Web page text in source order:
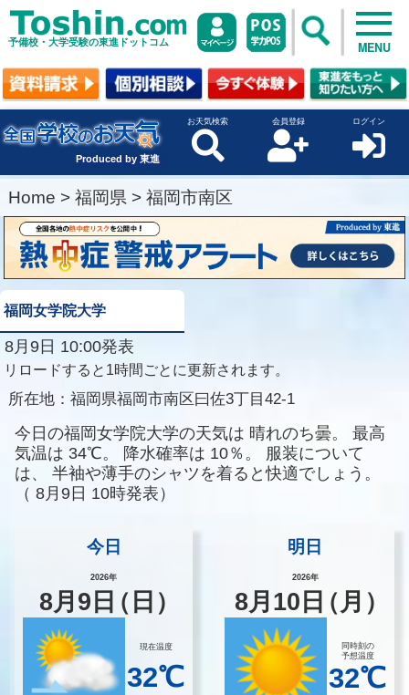
予備校・大学受験の東進ドットコム MENU
Produced by 東進
お天気検索 会員登録 ログイン
Home > 福岡県 > 福岡市南区
福岡女学院大学
8月9日 10:00発表
リロードすると1時間ごとに更新されます。
所在地： 福岡県福岡市南区曰佐3丁目42-1
今日の福岡女学院大学の天気は 晴れのち曇。
最高
気温は 34℃。 降水確率は 10％。
服装について
は、
半袖や薄手のシャツを着ると快適でしょう。
（ 8月9日 10時発表）
今日
2026年
8月 9 日（日）
現在温度
32℃
明日
2026年
8月 10 日（月）
同時刻の
予想温度
32℃